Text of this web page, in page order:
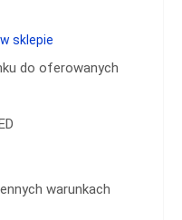
do oferowanych
warunkach
sklepie